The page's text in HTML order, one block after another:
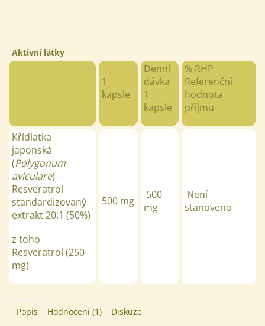
Aktivní látky
1
kapsle
Denní
dávka
1
kapsle
% RHP
Referenční
hodnota
příjmu
Křídlatka
japonská
(Polygonum
aviculare) -
Resveratrol
standardizovaný
extrakt 20:1 (50%)
z toho
Resveratrol (250
mg)
500 mg
500
mg
Není
stanoveno
Popis Hodnocení (1) Diskuze